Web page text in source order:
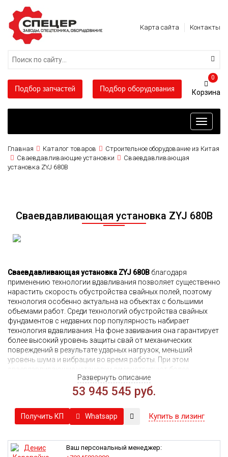
Карта сайта Контакты
Подбор запчастей Подбор оборудования
0
Toggle
Главная Каталог товаров
Строительное оборудование из Китая
Сваевдавливающие установки
Сваевдавливающая
установка ZYJ 680B
Сваевдавливающая установка ZYJ 680B
Сваевдавливающая установка ZYJ 680B благодаря
применению технологии вдавливания позволяет существенно
нарастить скорость обустройства свайных полей, поэтому
технология особенно актуальна на объектах с большими
объемами работ. Среди технологий обустройства свайных
фундаментов с недавних пор популярность набирает
технология вдавливания. На фоне завивания она гарантирует
более высокий уровень защиты свай от механических
повреждений в результате ударных нагрузок, меньший
уровень шума и вибрации во время работы. При этом
сваевдавливающие установки демонстрируют более
высокую скорость работы.
Универсальность применения. За счет отсутствия вибрации и
значительного шума в процессе работы использовать
сваевдавливающие установки можно в условиях плотной
застройки, возле объектов, представляющих историческую
ценность или находящихся в аварийном состоянии.
максимально просты и не требуют сложного
Развернуть описание
53 945 545 руб.
Получить КП Whatsapp Купить в лизинг
Ваш персональный менеджер: